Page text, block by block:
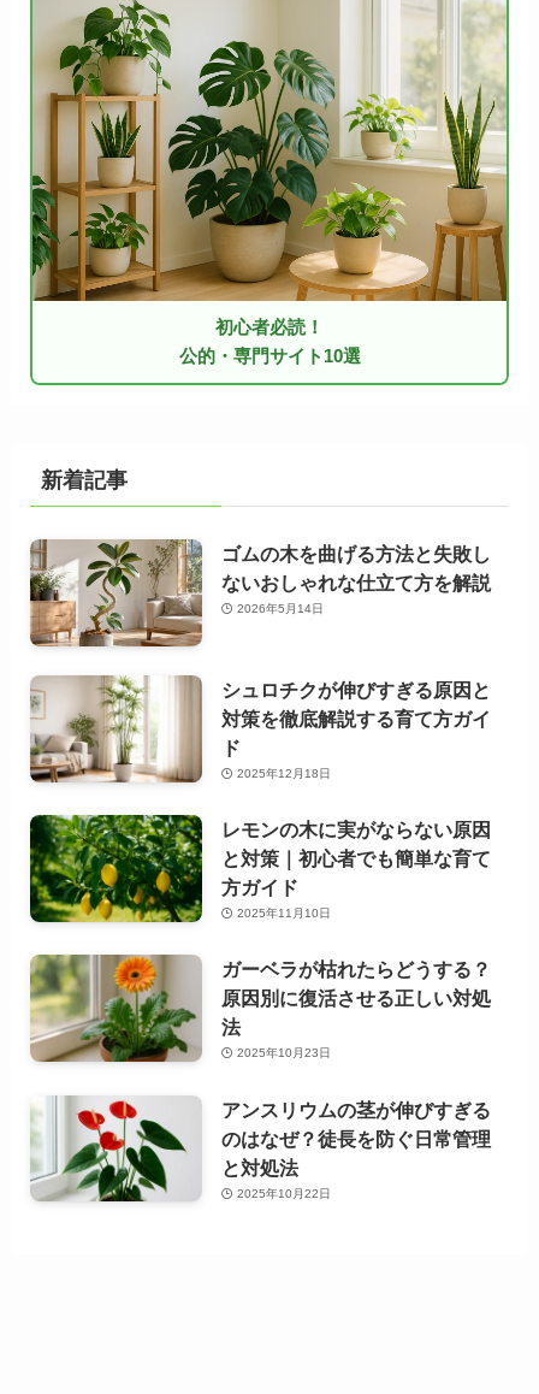
初心者必読！
公的・専門サイト10選
新着記事
ゴムの木を曲げる方法と失敗し
ないおしゃれな仕立て方を解説
2026年5月14日
シュロチクが伸びすぎる原因と
対策を徹底解説する育て方ガイ
ド
2025年12月18日
レモンの木に実がならない原因
と対策｜初心者でも簡単な育て
方ガイド
2025年11月10日
ガーベラが枯れたらどうする？
原因別に復活させる正しい対処
法
2025年10月23日
アンスリウムの茎が伸びすぎる
のはなぜ？徒長を防ぐ日常管理
と対処法
2025年10月22日